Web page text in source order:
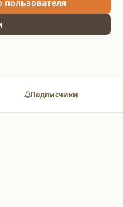
пользователя
Подписчики